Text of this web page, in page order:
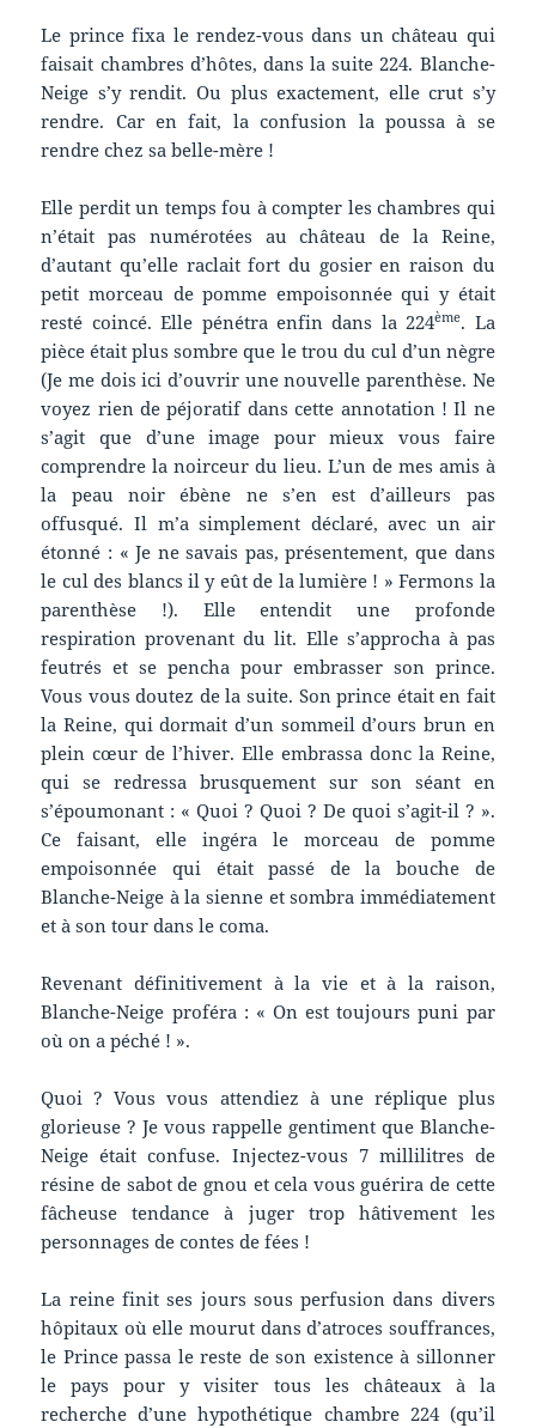
Le prince fixa le rendez-vous dans un château qui
faisait chambres d’hôtes, dans la suite 224. Blanche-
Neige s’y rendit. Ou plus exactement, elle crut s’y
rendre. Car en fait, la confusion la poussa à se
rendre chez sa belle-mère !
Elle perdit un temps fou à compter les chambres qui
n’était pas numérotées au château de la Reine,
d’autant qu’elle raclait fort du gosier en raison du
petit morceau de pomme empoisonnée qui y était
resté coincé. Elle pénétra enfin dans la 224ème. La
pièce était plus sombre que le trou du cul d’un nègre
(Je me dois ici d’ouvrir une nouvelle parenthèse. Ne
voyez rien de péjoratif dans cette annotation ! Il ne
s’agit que d’une image pour mieux vous faire
comprendre la noirceur du lieu. L’un de mes amis à
la peau noir ébène ne s’en est d’ailleurs pas
offusqué. Il m’a simplement déclaré, avec un air
étonné : « Je ne savais pas, présentement, que dans
le cul des blancs il y eût de la lumière ! » Fermons la
parenthèse !). Elle entendit une profonde
respiration provenant du lit. Elle s’approcha à pas
feutrés et se pencha pour embrasser son prince.
Vous vous doutez de la suite. Son prince était en fait
la Reine, qui dormait d’un sommeil d’ours brun en
plein cœur de l’hiver. Elle embrassa donc la Reine,
qui se redressa brusquement sur son séant en
s’époumonant : « Quoi ? Quoi ? De quoi s’agit-il ? ».
Ce faisant, elle ingéra le morceau de pomme
empoisonnée qui était passé de la bouche de
Blanche-Neige à la sienne et sombra immédiatement
et à son tour dans le coma.
Revenant définitivement à la vie et à la raison,
Blanche-Neige proféra : « On est toujours puni par
où on a péché ! ».
Quoi ? Vous vous attendiez à une réplique plus
glorieuse ? Je vous rappelle gentiment que Blanche-
Neige était confuse. Injectez-vous 7 millilitres de
résine de sabot de gnou et cela vous guérira de cette
fâcheuse tendance à juger trop hâtivement les
personnages de contes de fées !
La reine finit ses jours sous perfusion dans divers
hôpitaux où elle mourut dans d’atroces souffrances,
le Prince passa le reste de son existence à sillonner
le pays pour y visiter tous les châteaux à la
recherche d’une hypothétique chambre 224 (qu’il